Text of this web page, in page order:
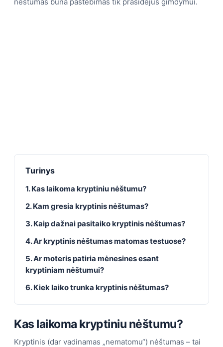
Turinys
1. Kas laikoma kryptiniu nėštumu?
2. Kam gresia kryptinis nėštumas?
3. Kaip dažnai pasitaiko kryptinis nėštumas?
4. Ar kryptinis nėštumas matomas testuose?
5. Ar moteris patiria mėnesines esant
kryptiniam nėštumui?
6. Kiek laiko trunka kryptinis nėštumas?
Kas laikoma kryptiniu nėštumu?
Kryptinis (dar vadinamas „nematomu“) nėštumas – tai